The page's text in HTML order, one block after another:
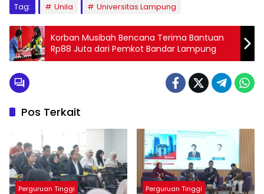
Tag: Unila Universitas Lampung
Korban Musibah Bencana Terima Bantuan
Rp88 Juta dari Pemkot Bandar Lampung
Pos Terkait
Perguruan Tinggi Perguruan Tinggi